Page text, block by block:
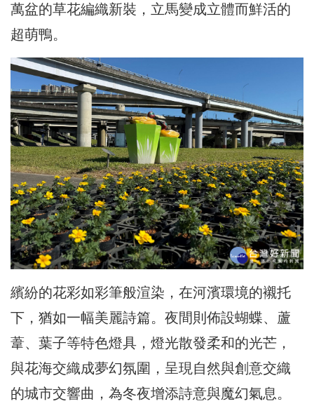
萬盆的草花編織新裝，立馬變成立體而鮮活的
超萌鴨。
繽紛的花彩如彩筆般渲染， 在河濱環境的襯托
下，猶如一幅美麗詩篇。夜間則佈設蝴蝶、蘆
葦、 葉子等特色燈具，燈光散發柔和的光芒，
與花海交織成夢幻氛圍， 呈現自然與創意交織
的城市交響曲，為冬夜增添詩意與魔幻氣息。